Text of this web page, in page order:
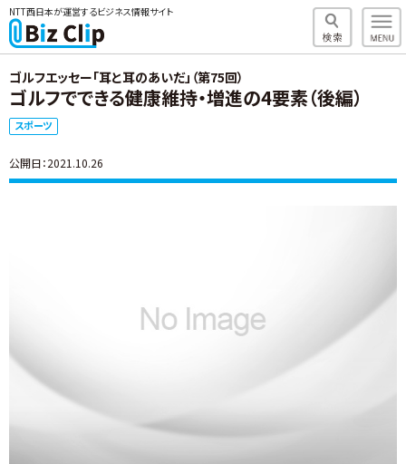
NTT西日本が運営するビジネス情報サイト
ゴルフエッセー「耳と耳のあいだ」（第75回）
ゴルフでできる健康維持・増進の4要素（後編）
スポーツ
公開日：2021.10.26